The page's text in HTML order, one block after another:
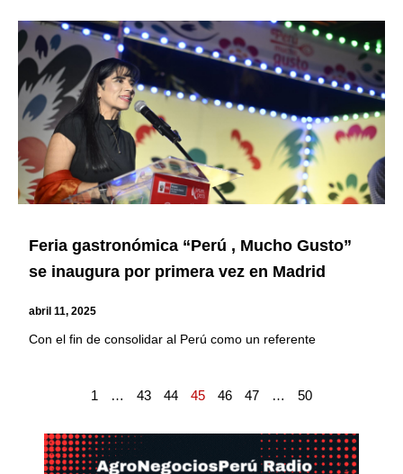
Feria gastronómica “Perú , Mucho Gusto”
se inaugura por primera vez en Madrid
abril 11, 2025
Con el fin de consolidar al Perú como un referente
1 … 43 44 45 46 47 … 50